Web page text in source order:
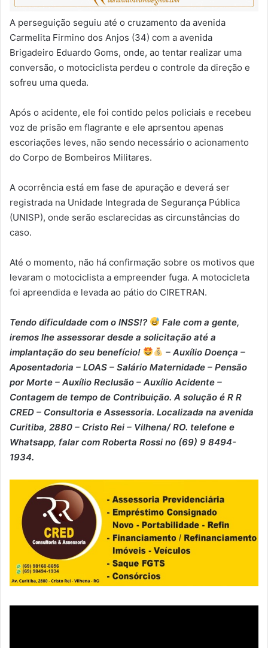
A perseguição seguiu até o cruzamento da avenida
Carmelita Firmino dos Anjos (34) com a avenida
Brigadeiro Eduardo Goms, onde, ao tentar realizar uma
conversão, o motociclista perdeu o controle da direção e
sofreu uma queda.
Após o acidente, ele foi contido pelos policiais e recebeu
voz de prisão em flagrante e ele aprsentou apenas
escoriações leves, não sendo necessário o acionamento
do Corpo de Bombeiros Militares.
A ocorrência está em fase de apuração e deverá ser
registrada na Unidade Integrada de Segurança Pública
(UNISP), onde serão esclarecidas as circunstâncias do
caso.
Até o momento, não há confirmação sobre os motivos que
levaram o motociclista a empreender fuga. A motocicleta
foi apreendida e levada ao pátio do CIRETRAN.
Tendo dificuldade com o INSS!?
Fale com a gente,
iremos lhe assessorar desde a solicitação até a
implantação do seu benefício!
– Auxílio Doença –
⁠Aposentadoria – ⁠LOAS – ⁠Salário Maternidade – ⁠Pensão
por Morte – ⁠Auxílio Reclusão – ⁠Auxílio Acidente –
⁠Contagem de tempo de Contribuição. A solução é R R
CRED – Consultoria e Assessoria. Localizada na avenida
Curitiba, 2880 – Cristo Rei – Vilhena/ RO. telefone e
Whatsapp, falar com Roberta Rossi no (69) 9 8494-
1934.